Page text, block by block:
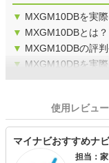
▼ MXGM10DBを実
▼ MXGM10DBとは？
▼ MXGM10DBの評
▼ MXGM10DBを実
使用レビュー
マイナビおすすめナ
担当：